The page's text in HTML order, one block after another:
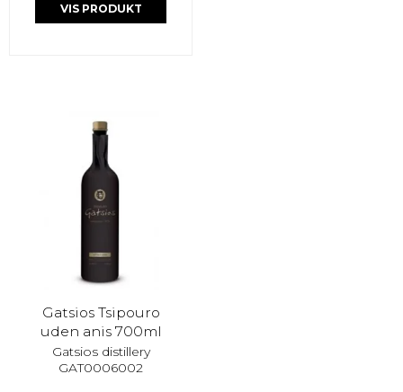
VIS PRODUKT
Gatsios Tsipouro
uden anis 700ml
Gatsios distillery
GAT0006002